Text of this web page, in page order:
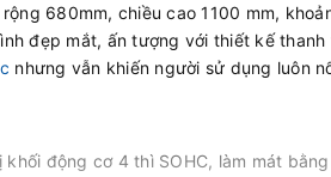
680mm, chiều cao 1100 mm,
đẹp mắt, ấn tượng với thiết kế
nhưng vẫn khiến người sử dụng luôn
động cơ 4 thì SOHC, làm mát